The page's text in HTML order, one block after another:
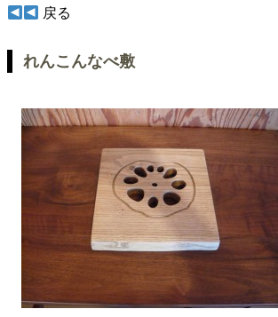
戻る
れんこんなべ敷